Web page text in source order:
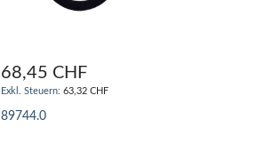
68,45 CHF
63,32 CHF
89744.0